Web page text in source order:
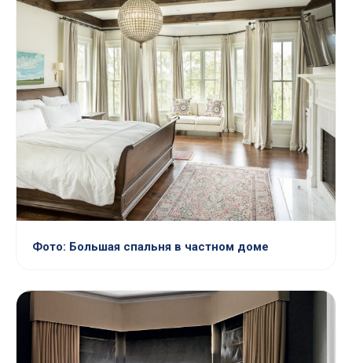
Фото: Большая спальня в частном доме